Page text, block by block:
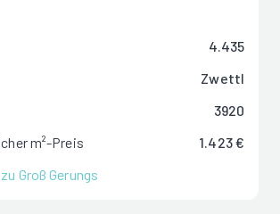
4.435
Zwettl
3920
m²-Preis
1.423 €
Groß Gerungs